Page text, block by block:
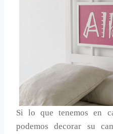
Si lo que tenemos en
podemos decorar su